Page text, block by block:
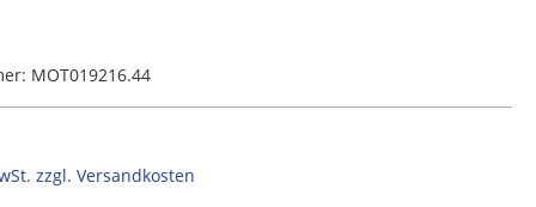
MOT019216.44
zzgl. Versandkosten